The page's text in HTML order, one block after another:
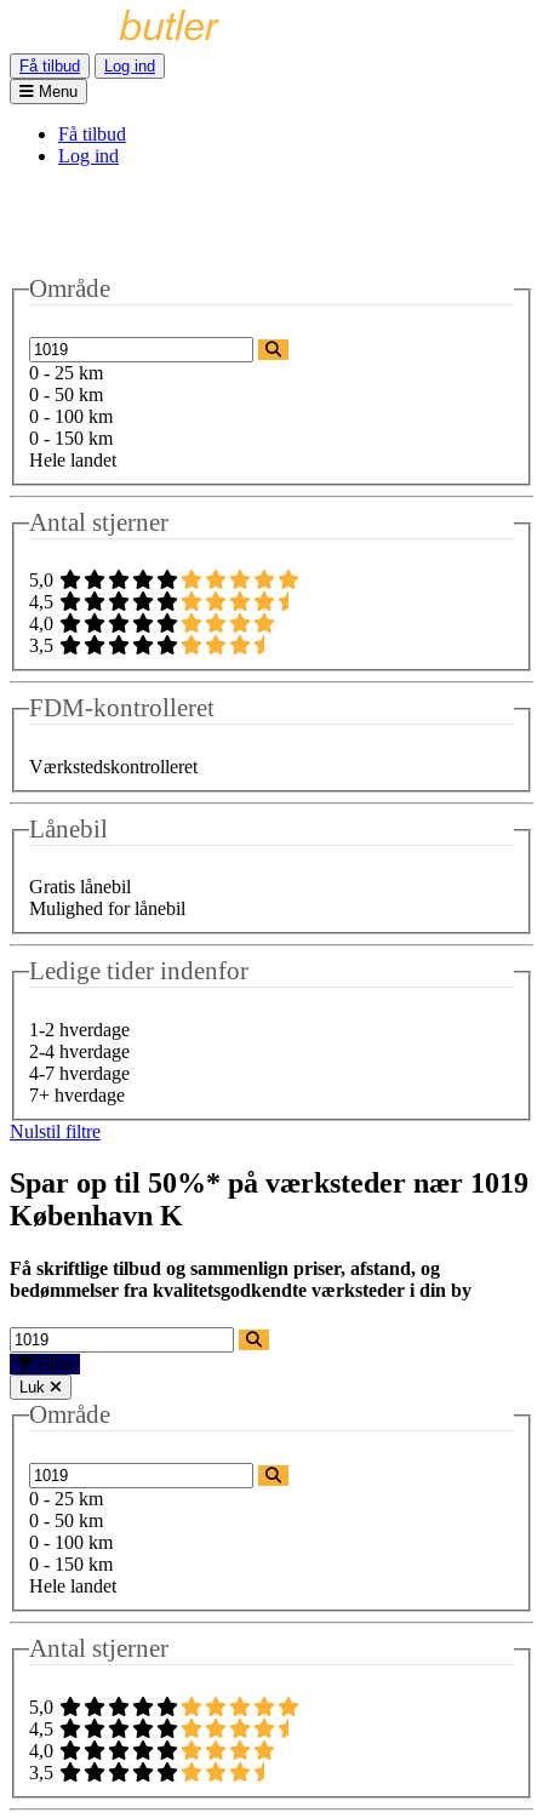
Få tilbud
Log ind
Menu
Få tilbud
Log ind
Område
0 - 25 km
0 - 50 km
0 - 100 km
0 - 150 km
Hele landet
Antal stjerner
5,0
4,5
4,0
3,5
FDM-kontrolleret
Værkstedskontrolleret
Lånebil
Gratis lånebil
Mulighed for lånebil
Ledige tider indenfor
1-2 hverdage
2-4 hverdage
4-7 hverdage
7+ hverdage
Nulstil filtre
Spar op til 50%* på værksteder nær 1019
København K
Få skriftlige tilbud og sammenlign priser, afstand, og
bedømmelser fra kvalitetsgodkendte værksteder i din by
Filtre
Luk
Område
0 - 25 km
0 - 50 km
0 - 100 km
0 - 150 km
Hele landet
Antal stjerner
5,0
4,5
4,0
3,5